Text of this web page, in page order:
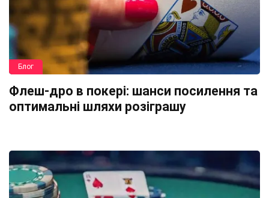
Блог
Флеш-дро в покері: шанси посилення та
оптимальні шляхи розіграшу